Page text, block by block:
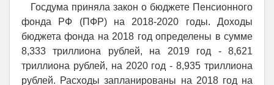
объекты
соцобслуживания
Госдума приняла закон о бюджете Пенсионного
фонда РФ (ПФР) на 2018-2020 годы. Доходы
бюджета фонда на 2018 год определены в сумме
8,333 триллиона рублей, на 2019 год - 8,621
триллиона рублей, на 2020 год - 8,935 триллиона
рублей. Расходы запланированы на 2018 год на